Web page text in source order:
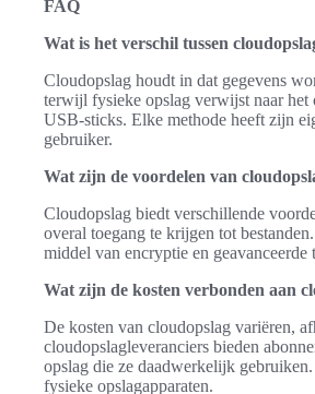
FAQ
Wat is het verschil tussen
Cloudopslag houdt in dat gegevens
terwijl fysieke opslag verwijst naar het
USB-sticks. Elke methode heeft zijn
gebruiker.
Wat zijn de voordelen van
Cloudopslag biedt verschillende
overal toegang te krijgen tot
middel van encryptie en geavanceerde
Wat zijn de kosten verbonden aan
De kosten van cloudopslag variëren,
cloudopslagleveranciers bieden
opslag die ze daadwerkelijk
fysieke opslagapparaten.